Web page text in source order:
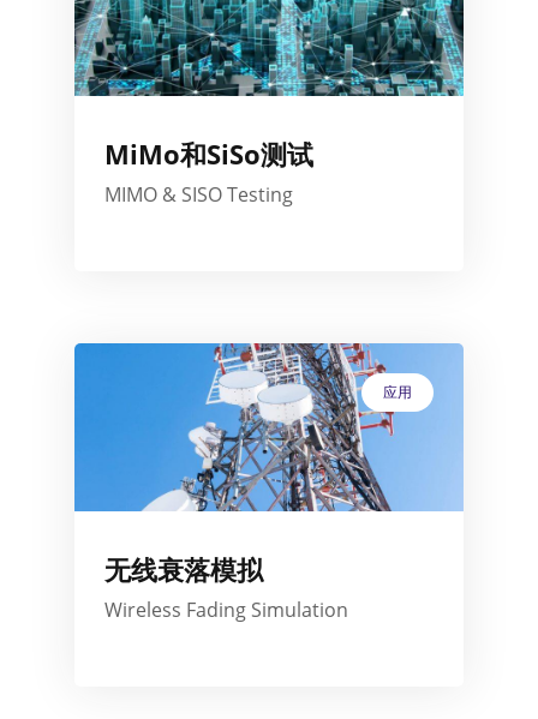
MiMo和SiSo测试
MIMO & SISO Testing
应用
无线衰落模拟
Wireless Fading Simulation